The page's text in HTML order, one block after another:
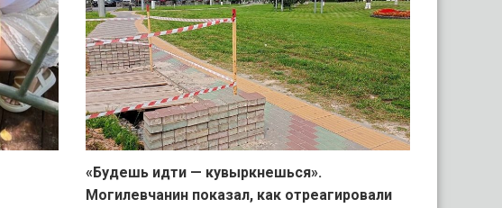
«Будешь идти — кувыркнешься».
Могилевчанин показал, как отреагировали